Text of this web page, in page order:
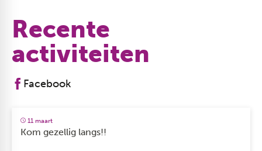
Recente
activiteiten
Facebook
11 maart
Kom gezellig langs!!